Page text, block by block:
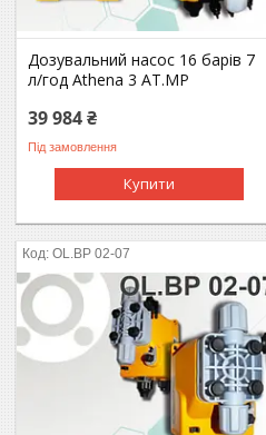
Дозувальний насос 16 барів 7
л/год Athena 3 AT.MP
39 984 ₴
Під замовлення
Купити
OL.BP 02-07